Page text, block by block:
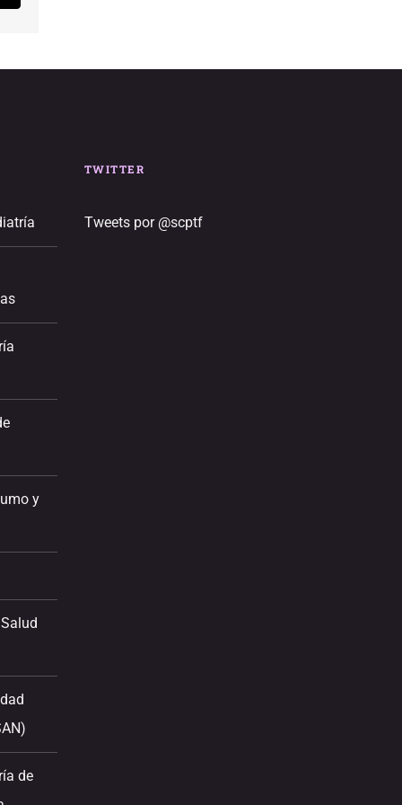
y
de
TWITTER
Tweets por @scptf